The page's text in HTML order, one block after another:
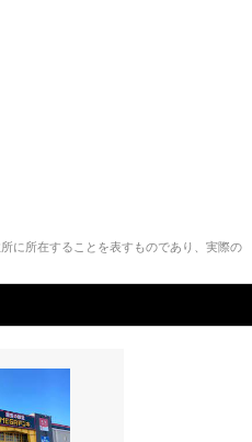
に所在することを表すものであり、実際の